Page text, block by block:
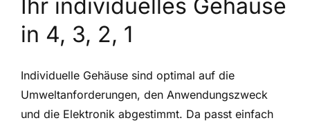
Ihr individuelles Gehäuse
in 4, 3, 2, 1
Individuelle Gehäuse sind optimal auf die
Umweltanforderungen, den Anwendungszweck
und die Elektronik abgestimmt. Da passt einfach